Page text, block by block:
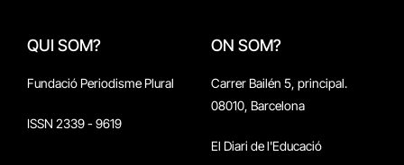
QUI SOM?
Fundació Periodisme Plural
ISSN 2339 - 9619
ON SOM?
Carrer Bailén 5, principal.
08010, Barcelona
El Diari de l'Educació